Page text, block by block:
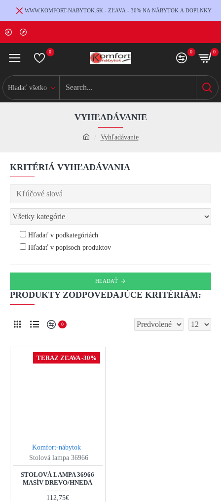
WWW.KOMFORT-NABYTOK.SK - ZĽAVA - 30% NA NÁBYTOK A DOPLNKY
0 0 0
Hladať všetko
Vyhľadávanie
VYHĽADÁVANIE
KRITÉRIÁ VYHĽADÁVANIA
Hľadať v podkategóriách
Hľadať v popisoch produktov
HĽADAŤ
PRODUKTY ZODPOVEDAJÚCE KRITÉRIÁM:
0
TERAZ ZĽAVA -30%
Komfort-nábytok
Stolová lampa 36966
STOLOVÁ LAMPA 36966
MASÍV DREVO/HNEDÁ
112,75€